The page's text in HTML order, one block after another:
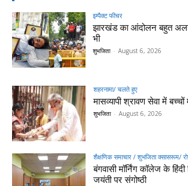
इम्पैक्ट फीचर
झारखंड का आंदोलन बहुत
भी
शुभजिता - August 6, 2026
शहरनामा/ चलते हुए
मासव्यापी श्रावण सेवा में
शुभजिता - August 6, 2026
शैक्षणिक समाचार / शुभजिता क्सासरूम/
बंगवासी मॉर्निंग कॉलेज के
जयंती पर संगोष्ठी